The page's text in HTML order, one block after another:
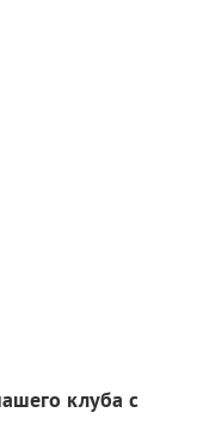
клуба с